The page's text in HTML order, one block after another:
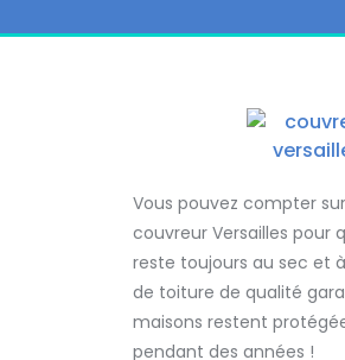
Vous pouvez compter
couvreur Versailles pour
reste toujours au sec et à
de toiture de qualité
maisons restent
pendant des années !